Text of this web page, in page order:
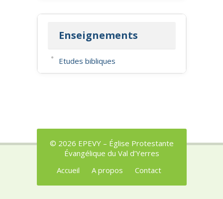
Enseignements
Etudes bibliques
© 2026 EPEVY – Église Protestante
Évangélique du Val d’Yerres
Accueil
A propos Contact